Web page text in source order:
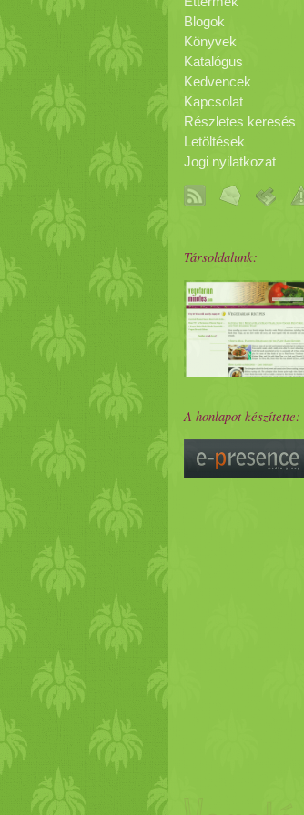
Blogok
Könyvek
Katalógus
Kedvencek
Kapcsolat
Részletes keresés
Letöltések
Jogi nyilatkozat
Társoldalunk:
A honlapot készítette: